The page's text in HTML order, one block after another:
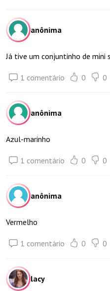
anônima
Já tive um conjuntinho de mini
1 comentário 0 0
anônima
Azul-marinho
1 comentário 0 0
anônima
Vermelho
1 comentário 0 0
lacy